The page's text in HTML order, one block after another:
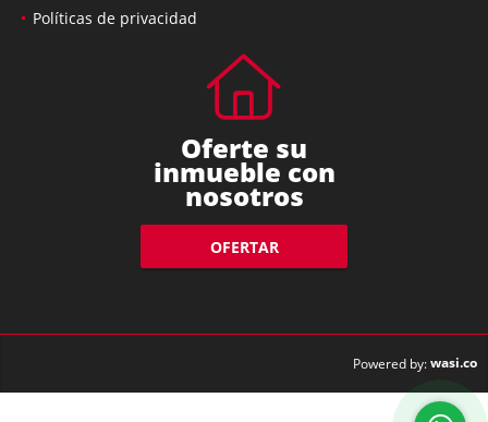
Políticas de privacidad
Oferte su
inmueble con
nosotros
OFERTAR
Powered by:wasi.co